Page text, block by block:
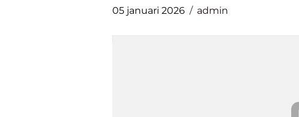
05 januari 2026 admin